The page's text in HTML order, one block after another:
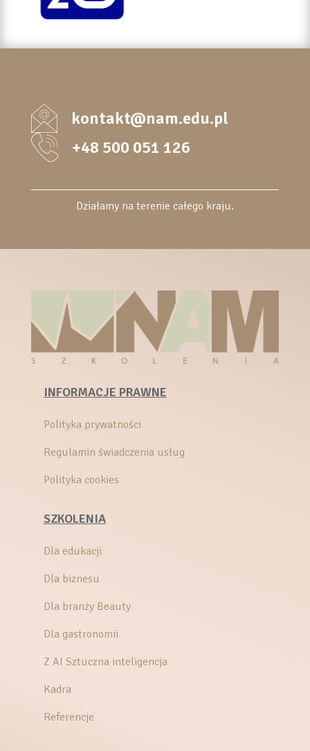
kontakt@nam.edu.pl
+48 500 051 126
Działamy na terenie całego kraju.
INFORMACJE PRAWNE
Polityka prywatności
Regulamin świadczenia usług
Polityka cookies
SZKOLENIA
Dla edukacji
Dla biznesu
Dla branży Beauty
Dla gastronomii
Z AI Sztuczna inteligencja
Kadra
Referencje